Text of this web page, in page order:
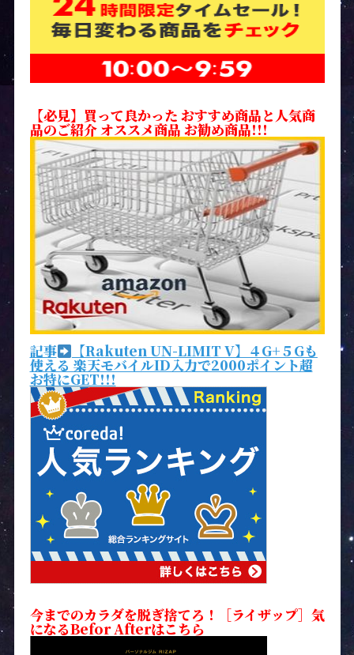
【必見】買って良かった おすすめ商品と人気商
品のご紹介 オススメ商品 お勧め商品!!!
記事 【Rakuten UN-LIMIT V】４G+５Gも
使える 楽天モバイルID入力で2000ポイント超
お特にGET!!!
今までのカラダを脱ぎ捨てろ！［ライザップ］気
になるBefor Afterはこちら